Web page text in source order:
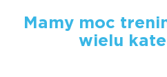
Mamy moc
wielu